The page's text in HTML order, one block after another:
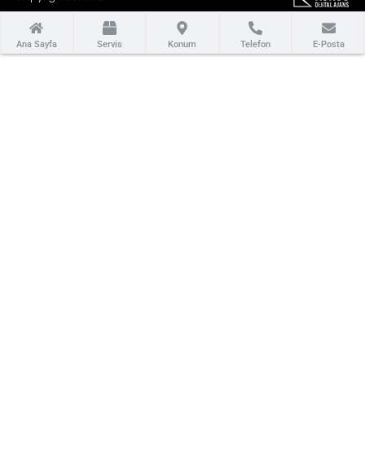
Ana Sayfa Servis Konum Telefon E-Posta